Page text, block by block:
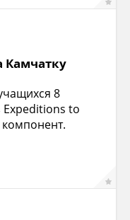
Камчатку
8
Expeditions to